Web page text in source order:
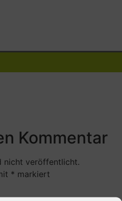
Kommentar
nicht veröffentlicht.
* markiert